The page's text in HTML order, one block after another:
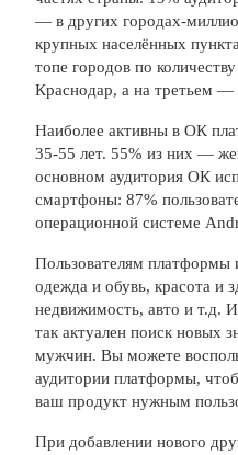
— в других городах-
крупных населённых
топе городов по
Краснодар, а на третьем —
Наиболее активны в ОК
35-55 лет. 55% из них —
основном аудитория ОК
смартфоны: 87%
операционной системе
Пользователям платформы
одежда и обувь, красота и
недвижимость, авто и т.д.
так актуален поиск новых
мужчин. Вы можете
аудитории платформы,
ваш продукт нужным
При добавлении нового